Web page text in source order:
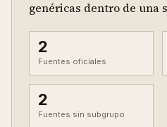
genéricas dentro de una
2
Fuentes oficiales
2
Fuentes sin subgrupo